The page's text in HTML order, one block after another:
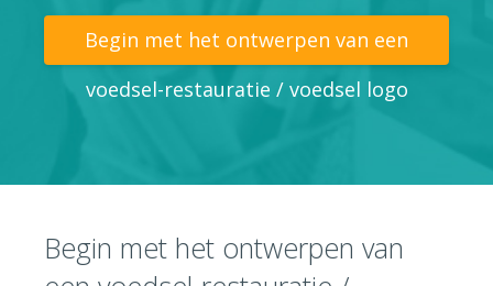
INLOGGEN
Begin met het ontwerpen van een
voedsel-restauratie / voedsel logo
Begin met het ontwerpen van